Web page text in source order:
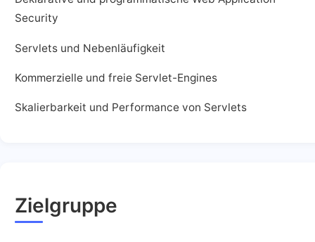
Security
Servlets und Nebenläufigkeit
Kommerzielle und freie Servlet-Engines
Skalierbarkeit und Performance von Servlets
Zielgruppe